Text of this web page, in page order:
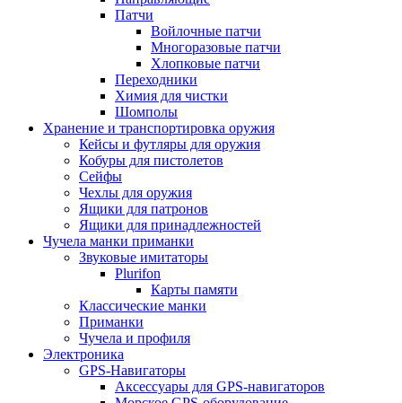
Патчи
Войлочные патчи
Многоразовые патчи
Хлопковые патчи
Переходники
Химия для чистки
Шомполы
Хранение и транспортировка оружия
Кейсы и футляры для оружия
Кобуры для пистолетов
Сейфы
Чехлы для оружия
Ящики для патронов
Ящики для принадлежностей
Чучела манки приманки
Звуковые имитаторы
Plurifon
Карты памяти
Классические манки
Приманки
Чучела и профиля
Электроника
GPS-Навигаторы
Аксессуары для GPS-навигаторов